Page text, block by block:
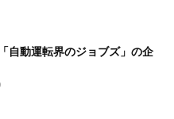
自動運転界のジョブズ」の企